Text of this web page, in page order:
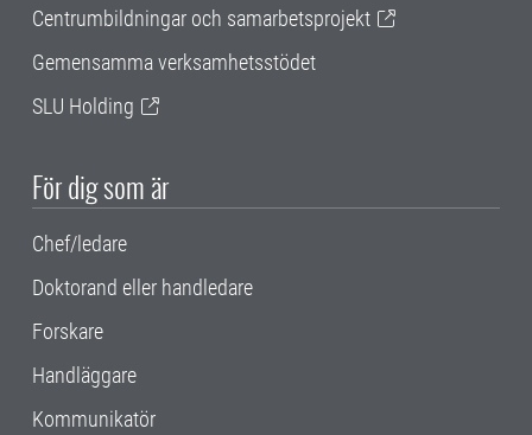
Centrumbildningar och samarbetsprojekt
Gemensamma verksamhetsstödet
SLU Holding
För dig som är
Chef/ledare
Doktorand eller handledare
Forskare
Handläggare
Kommunikatör